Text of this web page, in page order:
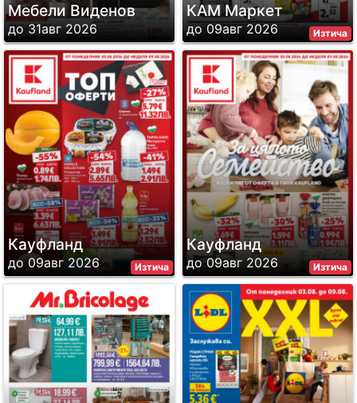
Мебели Виденов
до 31авг 2026 Изтича
КАМ Маркет
до 09авг 2026
Изтича
Кауфланд
до 09авг 2026 Изтича
Кауфланд
до 09авг 2026